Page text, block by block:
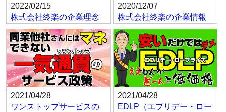
2022/02/15
株式会社終楽の企業理念
2020/12/07
株式会社終楽の企業情報
2021/04/28
ワンストップサービスの
2021/04/28
EDLP（エブリデー・ロー